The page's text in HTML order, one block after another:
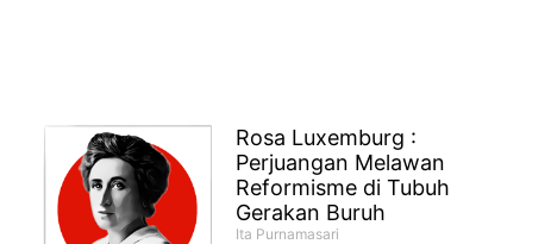
Rosa Luxemburg :
Perjuangan Melawan
Reformisme di Tubuh
Gerakan Buruh
Ita Purnamasari